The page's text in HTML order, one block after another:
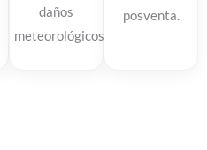
daños
meteorológicos.
posventa.